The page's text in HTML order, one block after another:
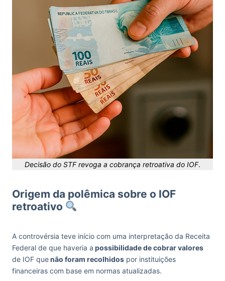
Decisão do STF revoga a cobrança retroativa do IOF.
Origem da polêmica sobre o IOF
retroativo
A controvérsia teve início com uma interpretação da Receita
Federal de que haveria a possibilidade de cobrar valores
de IOF quenão foram recolhidos por instituições
financeiras com base em normas atualizadas.